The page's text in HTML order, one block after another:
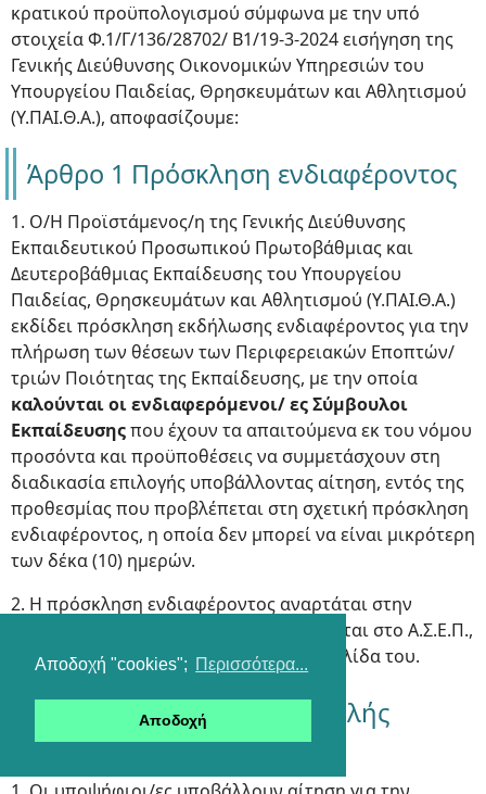
Αποδοχή "cookies"; Περισσότερα...
Αποδοχή
κρατικού προϋπολογισμού σύμφωνα με την υπό
στοιχεία Φ.1/Γ/136/28702/ Β1/19-3-2024 εισήγηση της
Γενικής Διεύθυνσης Οικονομικών Υπηρεσιών του
Υπουργείου Παιδείας, Θρησκευμάτων και Αθλητισμού
(Υ.ΠAI.Θ.Α.), αποφασίζουμε:
Άρθρο 1 Πρόσκληση ενδιαφέροντος
1. Ο/Η Προϊστάμενος/η της Γενικής Διεύθυνσης
Εκπαιδευτικού Προσωπικού Πρωτοβάθμιας και
Δευτεροβάθμιας Εκπαίδευσης του Υπουργείου
Παιδείας, Θρησκευμάτων και Αθλητισμού (Υ.ΠΑΙ.Θ.Α.)
εκδίδει πρόσκληση εκδήλωσης ενδιαφέροντος για την
πλήρωση των θέσεων των Περιφερειακών Εποπτών/
τριών Ποιότητας της Εκπαίδευσης, με την οποία
καλούνται οι ενδιαφερόμενοι/ ες Σύμβουλοι
Εκπαίδευσηςπου έχουν τα απαιτούμενα εκ του νόμου
προσόντα και προϋποθέσεις να συμμετάσχουν στη
διαδικασία επιλογής υποβάλλοντας αίτηση, εντός της
προθεσμίας που προβλέπεται στη σχετική πρόσκληση
ενδιαφέροντος, η οποία δεν μπορεί να είναι μικρότερη
των δέκα (10) ημερών.
2. Η πρόσκληση ενδιαφέροντος αναρτάται στην
ιστοσελίδα του Υ.ΠΑΙ.Θ.Α. και διαβιβάζεται στο Α.Σ.Ε.Π.,
προκειμένου να αναρτηθεί στην ιστοσελίδα του.
Άρθρο 2 Διαδικασία υποβολής
αιτήσεων